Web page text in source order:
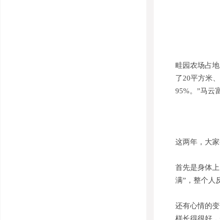
畦园农场占
了20平方米
95%。”马云
这两年，大
首先是身体
满”，整个人
还有心情的